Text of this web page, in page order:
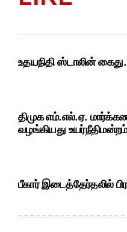
உதயநிதி ஸ்டாலின்
திமுக எம்.எல்.ஏ.
வழங்கியது
பீகார் இடைத்தேர்தலில்